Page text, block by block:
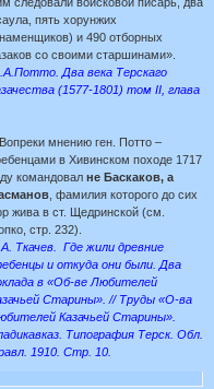
пять хорунжих
и 490 отборных
со своими старшинами».
Два века Терскаго
(1577-1801) том II, глава
мнению ген. Потто –
в Хивинском походе 1717
командовалне Баскаков, а
, фамилия которого до сих
жива в ст. Щедринской (см.
стр. 232).
А. Ткачев. Где жили древние
и откуда они были. Два
в «Об-ве Любителей
Старины». // Труды «О-ва
Казачьей Старины».
Типография Терск. Обл.
1910. Стр. 10.